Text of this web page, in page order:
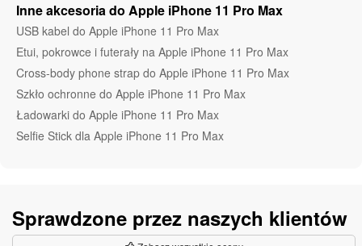
Inne akcesoria do Apple iPhone 11 Pro Max
USB kabel do Apple iPhone 11 Pro Max
Etui, pokrowce i futerały na Apple iPhone 11 Pro Max
Cross-body phone strap do Apple iPhone 11 Pro Max
Szkło ochronne do Apple iPhone 11 Pro Max
Ładowarki do Apple iPhone 11 Pro Max
Selfie Stick dla Apple iPhone 11 Pro Max
Sprawdzone przez naszych klientów